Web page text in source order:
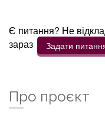
Є питання? Не
зараз
Задати
Про проєкт